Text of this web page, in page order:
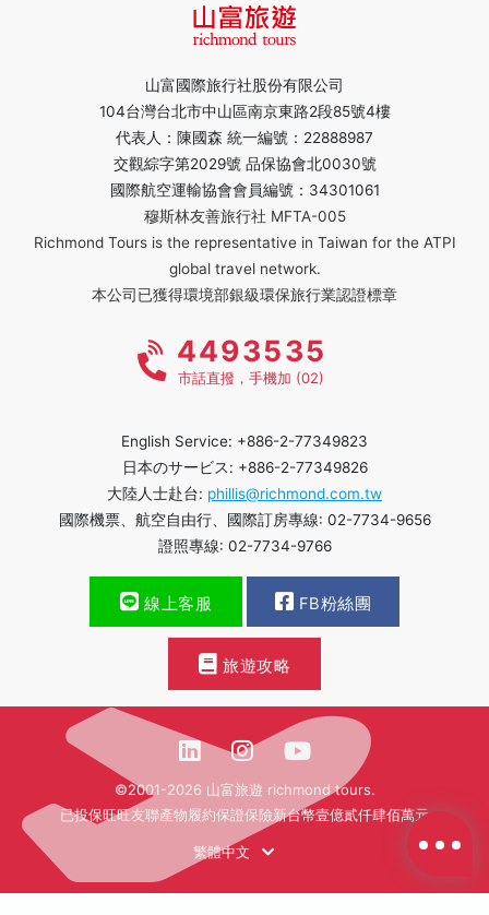
山富國際旅行社股份有限公司
104台灣台北市中山區南京東路2段85號4樓
代表人：陳國森 統一編號：22888987
交觀綜字第2029號 品保協會北0030號
國際航空運輸協會會員編號：34301061
穆斯林友善旅行社 MFTA-005
Richmond Tours is the representative in Taiwan for the ATPI
global travel network.
本公司已獲得環境部銀級環保旅行業認證標章
4493535
市話直撥，手機加 (02)
English Service: +886-2-77349823
日本のサービス: +886-2-77349826
大陸人士赴台: phillis@richmond.com.tw
國際機票、航空自由行、國際訂房專線: 02-7734-9656
證照專線: 02-7734-9766
線上客服 FB粉絲團
旅遊攻略
©2001-2026 山富旅遊 richmond tours.
已投保旺旺友聯產物履約保證保險新台幣壹億貳仟肆佰萬元
繁體中文